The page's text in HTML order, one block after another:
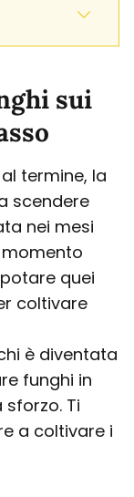
sui
termine, la
scendere
nei mesi
momento
quei
coltivare
è diventata
funghi in
Ti
a coltivare i